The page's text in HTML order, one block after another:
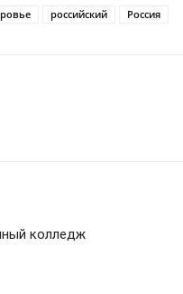
российский Россия
колледж